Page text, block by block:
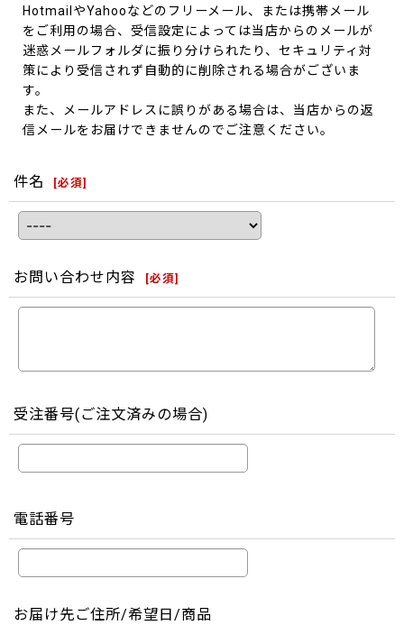
HotmailやYahooなどのフリーメール、または携帯メール
をご利用の場合、受信設定によっては当店からのメールが
迷惑メールフォルダに振り分けられたり、セキュリティ対
策により受信されず自動的に削除される場合がございま
す。
また、メールアドレスに誤りがある場合は、当店からの返
信メールをお届けできませんのでご注意ください。
件名 [必須]
お問い合わせ内容 [必須]
受注番号(ご注文済みの場合)
電話番号
お届け先ご住所/希望日/商品